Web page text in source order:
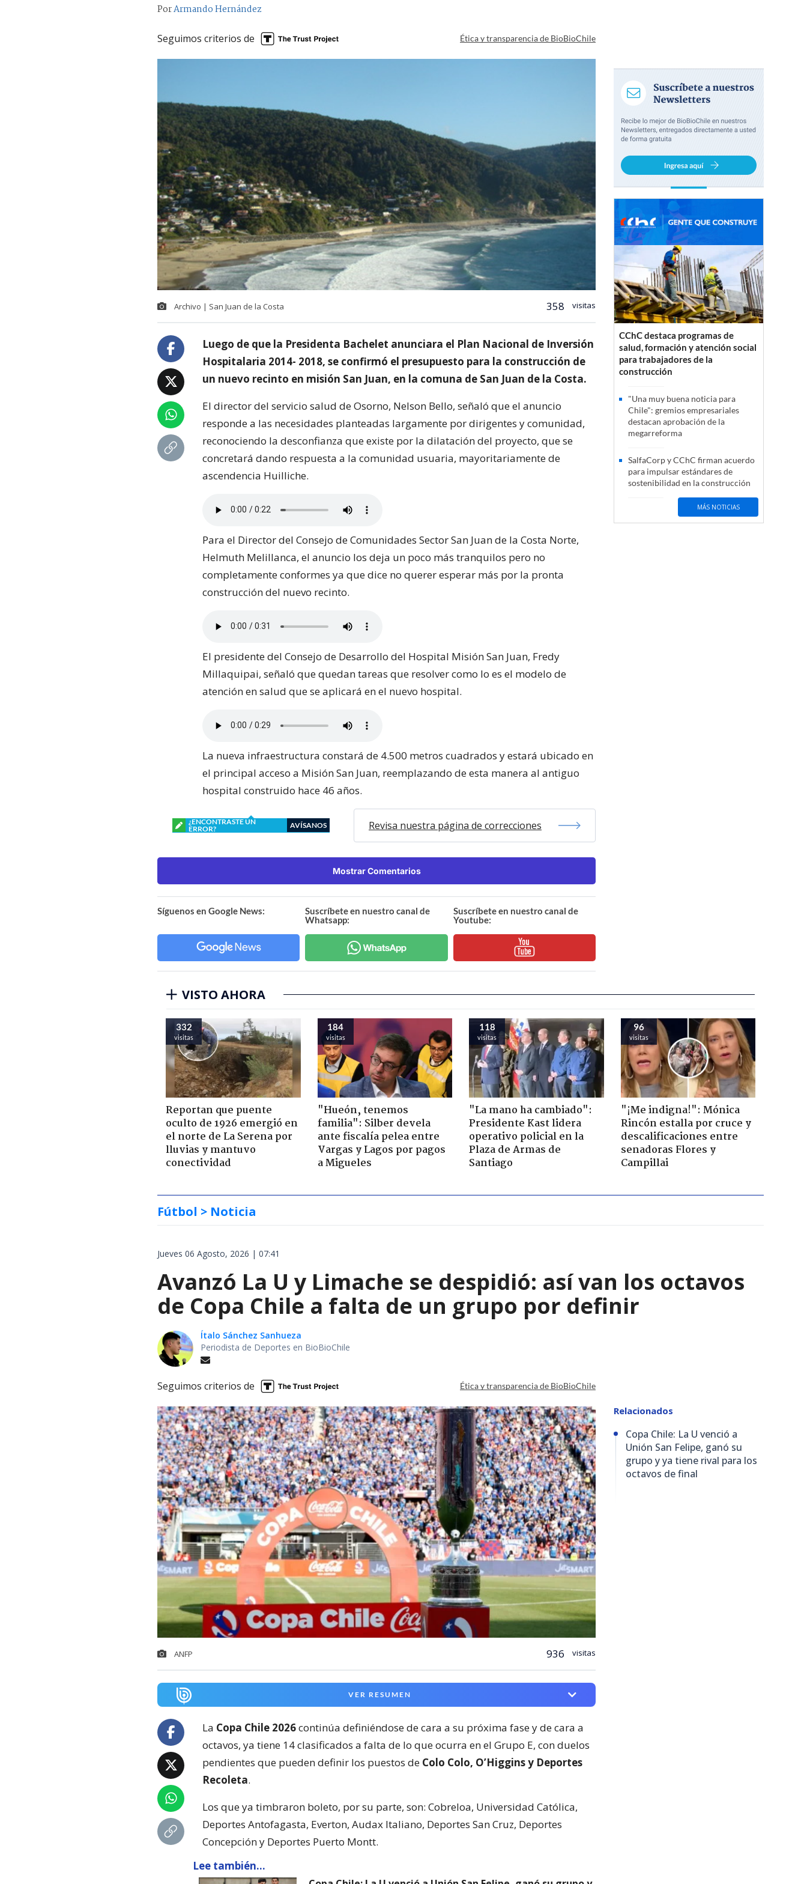
PorArmando Hernández
Seguimos criterios de Ética y transparencia de BioBioChile
Archivo | San Juan de la Costa 358 visitas
Luego de que la Presidenta Bachelet anunciara el Plan Nacional de Inversión
Hospitalaria 2014- 2018, se confirmó el presupuesto para la construcción de
un nuevo recinto en misión San Juan, en la comuna de San Juan de la Costa.
El director del servicio salud de Osorno, Nelson Bello, señaló que el anuncio
responde a las necesidades planteadas largamente por dirigentes y comunidad,
reconociendo la desconfianza que existe por la dilatación del proyecto, que se
concretará dando respuesta a la comunidad usuaria, mayoritariamente de
ascendencia Huilliche.
Para el Director del Consejo de Comunidades Sector San Juan de la Costa Norte,
Helmuth Melillanca, el anuncio los deja un poco más tranquilos pero no
completamente conformes ya que dice no querer esperar más por la pronta
construcción del nuevo recinto.
El presidente del Consejo de Desarrollo del Hospital Misión San Juan, Fredy
Millaquipai, señaló que quedan tareas que resolver como lo es el modelo de
atención en salud que se aplicará en el nuevo hospital.
La nueva infraestructura constará de 4.500 metros cuadrados y estará ubicado en
el principal acceso a Misión San Juan, reemplazando de esta manera al antiguo
hospital construido hace 46 años.
¿ENCONTRASTE UN
ERROR?
AVÍSANOS Revisa nuestra página de correcciones
Mostrar Comentarios
Síguenos en Google News:
Suscríbete en nuestro canal de
Whatsapp:
Suscríbete en nuestro canal de
Youtube:
CChC destaca programas de
salud, formación y atención social
para trabajadores de la
construcción
"Una muy buena noticia para
Chile": gremios empresariales
destacan aprobación de la
megarreforma
SalfaCorp y CChC firman acuerdo
para impulsar estándares de
sostenibilidad en la construcción
MÁS NOTICIAS
VISTO AHORA
332
visitas
Reportan que puente
oculto de 1926 emergió en
el norte de La Serena por
lluvias y mantuvo
conectividad
184
visitas
"Hueón, tenemos
familia": Silber devela
ante fiscalía pelea entre
Vargas y Lagos por pagos
a Migueles
118
visitas
"La mano ha cambiado":
Presidente Kast lidera
operativo policial en la
Plaza de Armas de
Santiago
96
visitas
"¡Me indigna!": Mónica
Rincón estalla por cruce y
descalificaciones entre
senadoras Flores y
Campillai
Fútbol > Noticia
Jueves 06 Agosto, 2026 | 07:41
Avanzó La U y Limache se despidió: así van los octavos
de Copa Chile a falta de un grupo por definir
Ítalo Sánchez Sanhueza
Periodista de Deportes en BioBioChile
Seguimos criterios de Ética y transparencia de BioBioChile
ANFP 936 visitas
VER RESUMEN
La Copa Chile 2026continúa definiéndose de cara a su próxima fase y de cara a
octavos, ya tiene 14 clasificados a falta de lo que ocurra en el Grupo E, con duelos
pendientes que pueden definir los puestos de Colo Colo, O’Higgins y Deportes
Recoleta.
Los que ya timbraron boleto, por su parte, son: Cobreloa, Universidad Católica,
Deportes Antofagasta, Everton, Audax Italiano, Deportes San Cruz, Deportes
Concepción y Deportes Puerto Montt.
Lee también...
Relacionados
Copa Chile: La U venció a
Unión San Felipe, ganó su
grupo y ya tiene rival para los
octavos de final